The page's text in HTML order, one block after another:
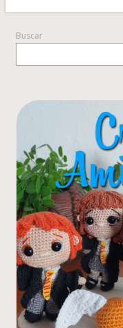
Buscar